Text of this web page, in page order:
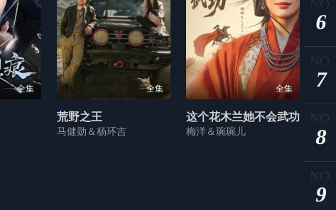
全集 全集
荒野之王
马健勋＆杨环吉
全集
这个花木兰她不会武功
梅洋＆琬琬儿
6
7
8
9